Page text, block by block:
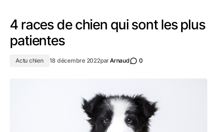
4 races de chien qui sont les plus
patientes
Actu chien 18 décembre 2022parArnaud 0